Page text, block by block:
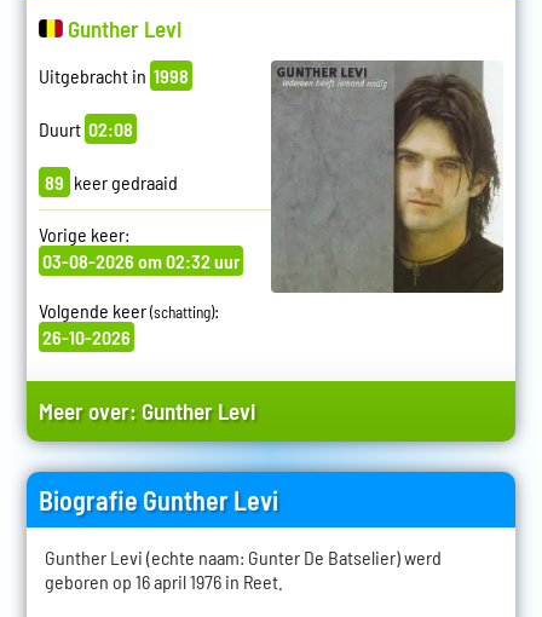
Gunther Levi
Uitgebracht in 1998
Duurt 02:08
89 keer gedraaid
Vorige keer:
03-08-2026 om 02:32 uur
Volgende keer(schatting):
26-10-2026
Meer over: Gunther Levi
Biografie Gunther Levi
Gunther Levi (echte naam: Gunter De Batselier) werd
geboren op 16 april 1976 in Reet.